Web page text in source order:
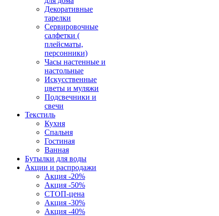
Декоративные
тарелки
Сервировочные
салфетки (
плейсматы,
персонники)
Часы настенные и
настольные
Искусственные
цветы и муляжи
Подсвечники и
свечи
Текстиль
Кухня
Спальня
Гостиная
Ванная
Бутылки для воды
Акции и распродажи
Акция -20%
Акция -50%
СТОП-цена
Акция -30%
Акция -40%